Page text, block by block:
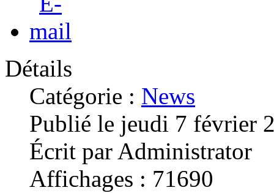
Détails
Catégorie : News
Publié le jeudi 7 février
Écrit par Administrator
Affichages : 71690